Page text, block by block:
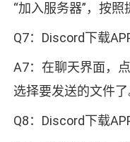
“加入服务器”，按照
Q7：Discord下载
A7：在聊天界面，
选择要发送的文件了
Q8：Discord下载